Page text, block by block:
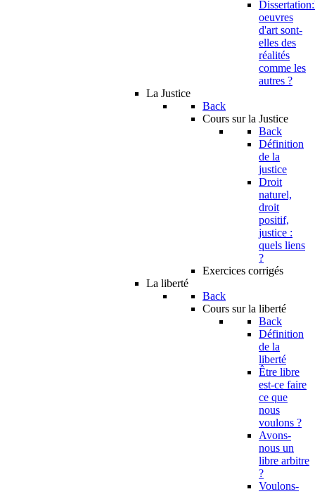
oeuvres
d'art sont-
elles des
réalités
comme les
autres ?
La Justice
Back
Cours sur la Justice
Back
Définition
de la
justice
Droit
naturel,
droit
positif,
justice :
quels liens
?
Exercices corrigés
La liberté
Back
Cours sur la liberté
Back
Définition
de la
liberté
Être libre
est-ce faire
ce que
nous
voulons ?
Avons-
nous un
libre arbitre
?
Voulons-